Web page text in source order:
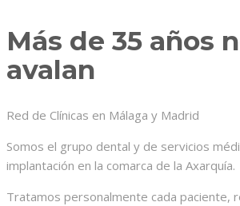
Más de 35 años
avalan
Red de Clínicas en Málaga y Madrid
Somos el grupo dental y de servicios
implantación en la comarca de la Axarquía.
Tratamos personalmente cada paciente,